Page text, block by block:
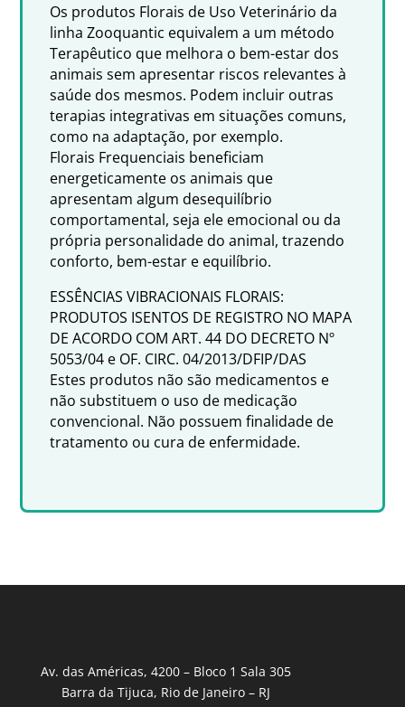
Os produtos Florais de Uso Veterinário da
linha Zooquantic equivalem a um método
Terapêutico que melhora o bem-estar dos
animais sem apresentar riscos relevantes à
saúde dos mesmos. Podem incluir outras
terapias integrativas em situações comuns,
como na adaptação, por exemplo.
Florais Frequenciais beneficiam
energeticamente os animais que
apresentam algum desequilíbrio
comportamental, seja ele emocional ou da
própria personalidade do animal, trazendo
conforto, bem-estar e equilíbrio.
ESSÊNCIAS VIBRACIONAIS FLORAIS:
PRODUTOS ISENTOS DE REGISTRO NO MAPA
DE ACORDO COM ART. 44 DO DECRETO Nº
5053/04 e OF. CIRC. 04/2013/DFIP/DAS
Estes produtos não são medicamentos e
não substituem o uso de medicação
convencional. Não possuem finalidade de
tratamento ou cura de enfermidade.
Av. das Américas, 4200 – Bloco 1 Sala 305
Barra da Tijuca, Rio de Janeiro – RJ